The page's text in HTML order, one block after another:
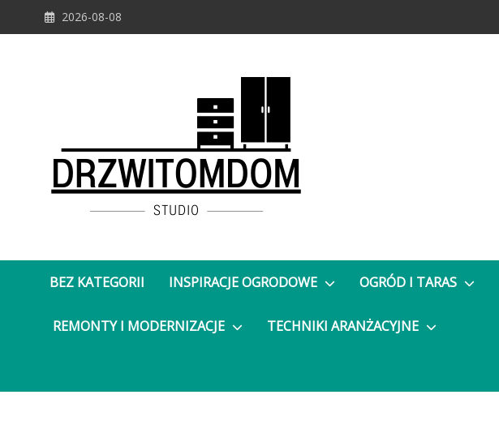
2026-08-08
BEZ KATEGORII INSPIRACJE OGRODOWE OGRÓD I TARAS
REMONTY I MODERNIZACJE TECHNIKI ARANŻACYJNE